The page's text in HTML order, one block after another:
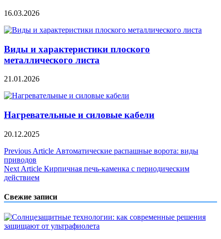
16.03.2026
Виды и характеристики плоского
металлического листа
21.01.2026
Нагревательные и силовые кабели
20.12.2025
Навигация
по
записям
Previous Article Автоматические распашные ворота: виды
приводов
Next Article Кирпичная печь-каменка с периодическим
действием
Свежие записи